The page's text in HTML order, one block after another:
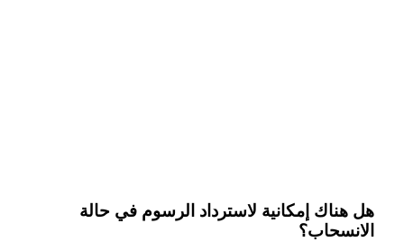
هل هناك إمكانية لاسترداد الرسوم في حالة
الانسحاب؟